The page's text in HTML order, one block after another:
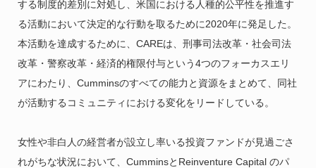
する制度的差別に対処し、米国における人種的公平性を推進す
る活動において決定的な行動を取るために2020年に発足した。
本活動を達成するために、CAREは、刑事司法改革・社会司法
改革・警察改革・経済的権限付与という4つのフォーカスエリ
アにわたり、Cumminsのすべての能力と資源をまとめて、同社
が活動するコミュニティにおける変化をリードしている。
女性や非白人の経営者が設立し率いる投資ファンドが見過ごさ
れがちな状況において、CumminsとReinventure Capital のパ